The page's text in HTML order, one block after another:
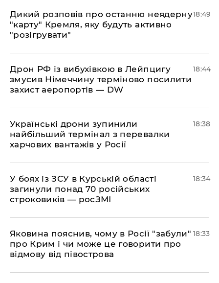
​Дикий розповів про останню неядерну
"карту" Кремля, яку будуть активно
"розігрувати"
18:49
​Дрон РФ із вибухівкою в Лейпцигу
змусив Німеччину терміново посилити
захист аеропортів — DW
18:44
​Українські дрони зупинили
найбільший термінал з перевалки
харчових вантажів у Росії
18:38
​У боях із ЗСУ в Курській області
загинули понад 70 російських
строковиків — росЗМІ
18:34
​Яковина пояснив, чому в Росії "забули"
про Крим і чи може це говорити про
відмову від півострова
18:33